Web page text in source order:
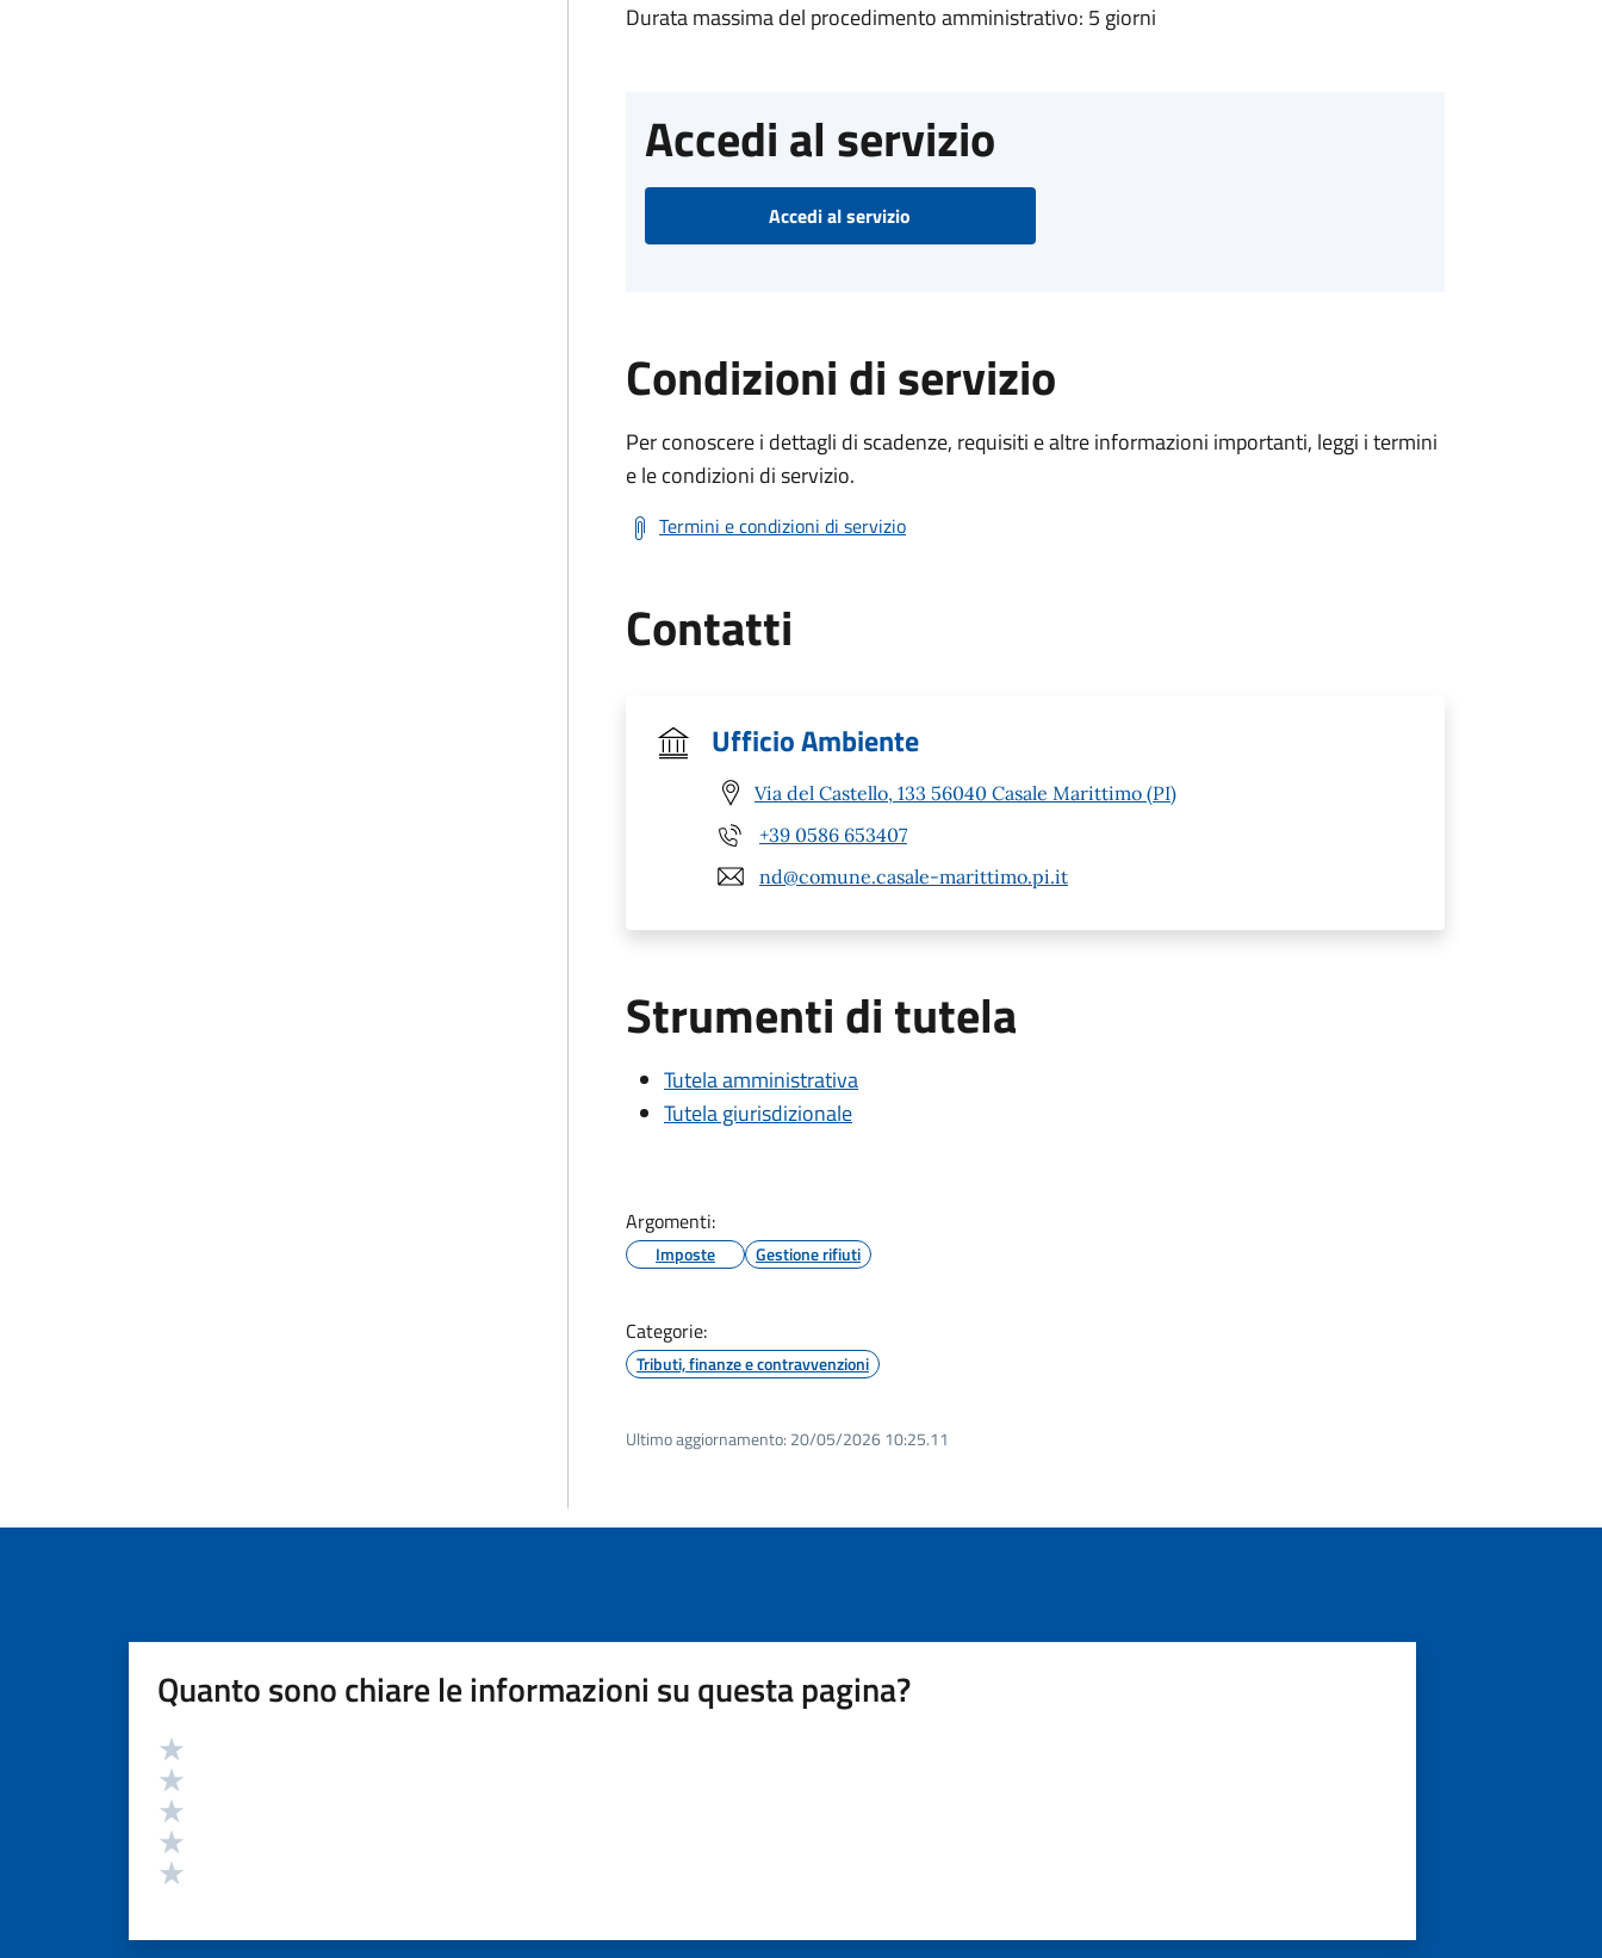
Durata massima del procedimento amministrativo: 5 giorni
Accedi al servizio
Accedi al servizio
Condizioni di servizio
Per conoscere i dettagli di scadenze, requisiti e altre informazioni importanti, leggi i termini
e le condizioni di servizio.
Termini e condizioni di servizio
Contatti
Ufficio Ambiente
Via del Castello, 133 56040 Casale Marittimo (PI)
+39 0586 653407
nd@comune.casale-marittimo.pi.it
Strumenti di tutela
Tutela amministrativa
Tutela giurisdizionale
Argomenti:
Imposte Gestione rifiuti
Categorie:
Tributi, finanze e contravvenzioni
Ultimo aggiornamento: 20/05/2026 10:25.11
Quanto sono chiare le informazioni su questa pagina?
Valutazione